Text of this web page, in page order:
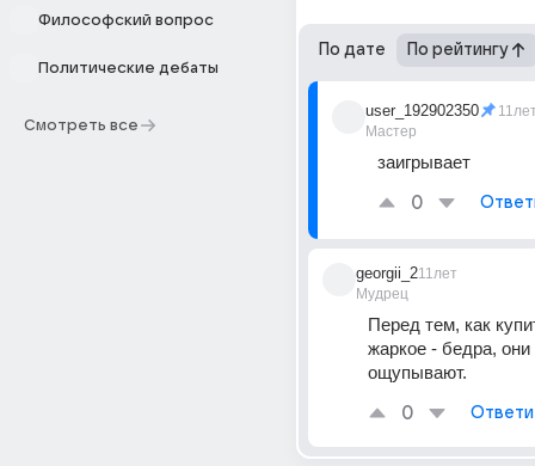
Философский вопрос
Политические дебаты
Смотреть все
По дате По рейтингу
user_192902350
Мастер
заигрывает
0
georgii_2
Мудрец
11лет
Перед тем, как
жаркое - бедра, они
ощупывают.
0